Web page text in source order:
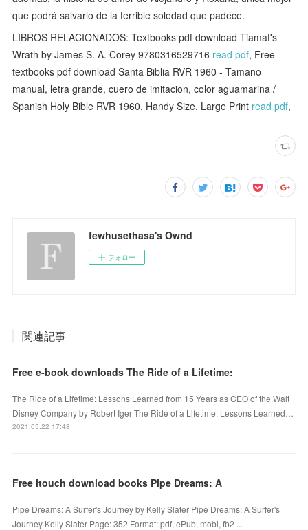
que podrá salvarlo de la terrible soledad que padece.
LIBROS RELACIONADOS: Textbooks pdf download Tiamat's
Wrath by James S. A. Corey 9780316529716 read pdf, Free
textbooks pdf download Santa Biblia RVR 1960 - Tamano
manual, letra grande, cuero de imitacion, color aguamarina /
Spanish Holy Bible RVR 1960, Handy Size, Large Print read pdf,
fewhusethasa's Ownd
フォロー
関連記事
Free e-book downloads The Ride of a Lifetime:
The Ride of a Lifetime: Lessons Learned from 15 Years as CEO of the Walt
Disney Company by Robert Iger The Ride of a Lifetime: Lessons Learned…
2021.05.22 17:48
Free itouch download books Pipe Dreams: A
Pipe Dreams: A Surfer's Journey by Kelly Slater Pipe Dreams: A Surfer's
Journey Kelly Slater Page: 352 Format: pdf, ePub, mobi, fb2 ...